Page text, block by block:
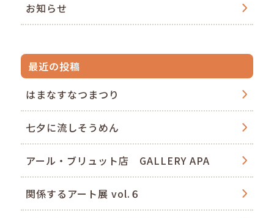
お知らせ
最近の投稿
はまなすなつまつり
七夕に流しそうめん
アール・ブリュット店 GALLERY APA
関係するアート展 vol.６